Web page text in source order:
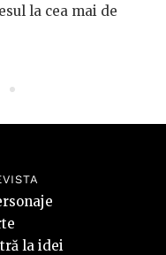
la cea mai de
la idei